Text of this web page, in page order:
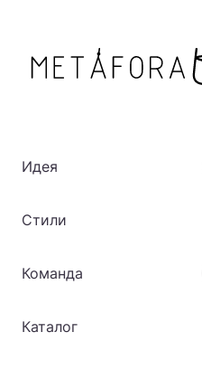
Идея
Стили
Команда
Каталог